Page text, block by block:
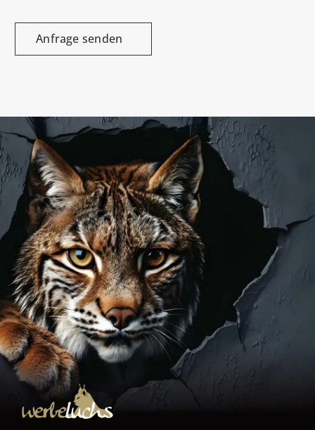
Anfrage senden